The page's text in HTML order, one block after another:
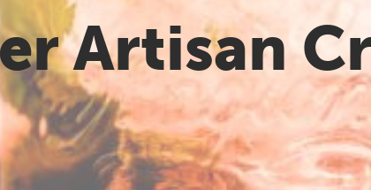
Artisan